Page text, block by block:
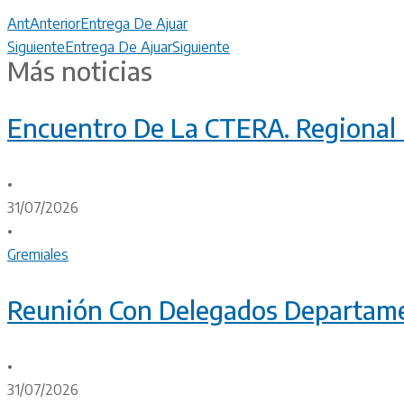
AntAnteriorEntrega De Ajuar
SiguienteEntrega De AjuarSiguiente
Más noticias
Encuentro De La CTERA. Regional
•
31/07/2026
•
Gremiales
Reunión Con Delegados
•
31/07/2026